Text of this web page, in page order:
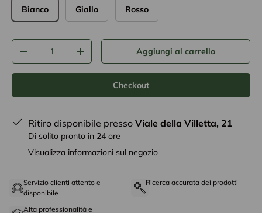
Bianco Giallo Rosso
Q.tà
-
+ Aggiungi al carrello
Checkout
Ritiro disponibile presso Viale della Villetta, 21
Di solito pronto in 24 ore
Visualizza informazioni sul negozio
Servizio clienti attento e
disponibile
Ricerca accurata dei prodotti
Alta professionalità e